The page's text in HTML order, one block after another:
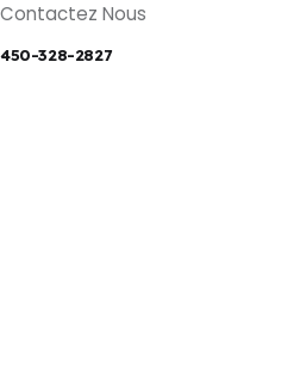
Contactez Nous
450-328-2827